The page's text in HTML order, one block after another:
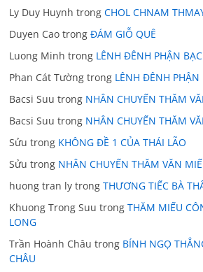
Ly Duy Huynh trongCHOL CHNAM
Duyen Cao trongĐÁM GIỖ QUÊ
Luong Minh trong LÊNH ĐÊNH PHẬN
Phan Cát Tường trong LÊNH ĐÊNH PHẬN
Bacsi Suu trong NHÂN CHUYẾN THĂM
Bacsi Suu trong NHÂN CHUYẾN THĂM
Sửu trong KHÔNG ĐỀ 1 CỦA THÁI LÃO
Sửu trong NHÂN CHUYẾN THĂM VĂN
huong tran ly trongTHƯƠNG TIẾC BÀ
Khuong Trong Suu trongTHĂM MIẾU
LONG
Trần Hoành Châu trong BÍNH NGỌ
CHÂU